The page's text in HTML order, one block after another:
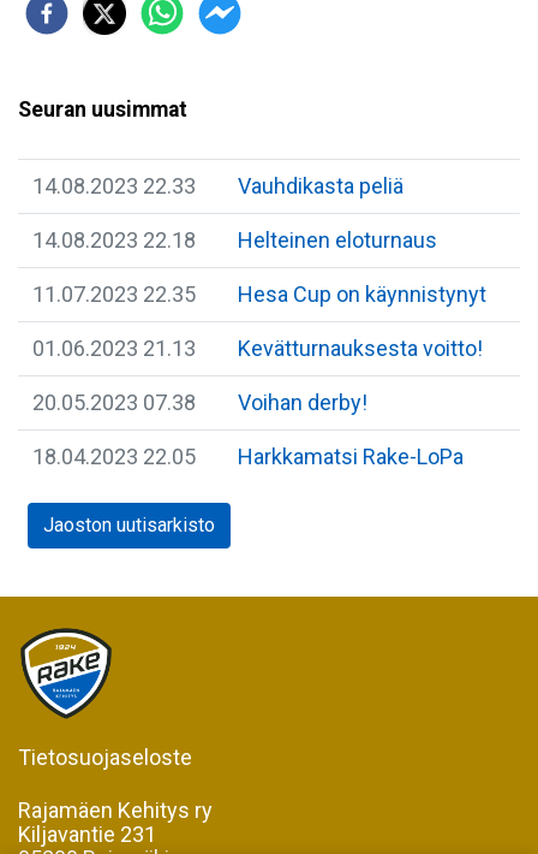
Seuran uusimmat
14.08.2023 22.33 Vauhdikasta peliä
14.08.2023 22.18 Helteinen eloturnaus
11.07.2023 22.35 Hesa Cup on käynnistynyt
01.06.2023 21.13 Kevätturnauksesta voitto!
20.05.2023 07.38 Voihan derby!
18.04.2023 22.05 Harkkamatsi Rake-LoPa
Jaoston uutisarkisto
Tietosuojaseloste
Rajamäen Kehitys ry
Kiljavantie 231